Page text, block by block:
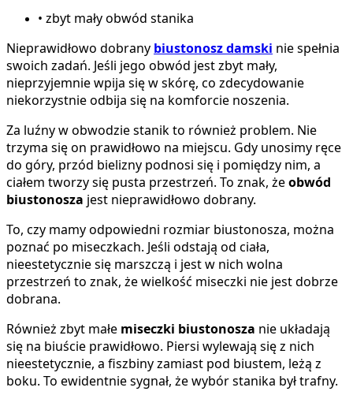
• zbyt mały obwód stanika
Nieprawidłowo dobrany biustonosz damski nie spełnia
swoich zadań. Jeśli jego obwód jest zbyt mały,
nieprzyjemnie wpija się w skórę, co zdecydowanie
niekorzystnie odbija się na komforcie noszenia.
Za luźny w obwodzie stanik to również problem. Nie
trzyma się on prawidłowo na miejscu. Gdy unosimy ręce
do góry, przód bielizny podnosi się i pomiędzy nim, a
ciałem tworzy się pusta przestrzeń. To znak, żeobwód
biustonosza jest nieprawidłowo dobrany.
To, czy mamy odpowiedni rozmiar biustonosza, można
poznać po miseczkach. Jeśli odstają od ciała,
nieestetycznie się marszczą i jest w nich wolna
przestrzeń to znak, że wielkość miseczki nie jest dobrze
dobrana.
Również zbyt małe miseczki biustonosza nie układają
się na biuście prawidłowo. Piersi wylewają się z nich
nieestetycznie, a fiszbiny zamiast pod biustem, leżą z
boku. To ewidentnie sygnał, że wybór stanika był trafny.